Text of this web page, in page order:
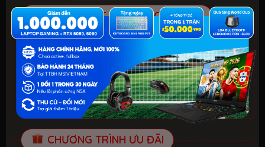
ƯU ĐÃI TỐT NHẤT TRONG NĂM
HELLO SUMMER 2026.Xem chi tiết
- Laptop văn phòng. Giảm đến 700K
- Laptop Gaming RTX 5080: Giảm đến 2 TRIỆU +
KEYBOARD 3in1 RGB
CHƯƠNG TRÌNH ƯU ĐÃI